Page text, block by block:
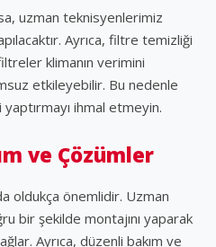
uzman teknisyenlerimiz
Ayrıca, filtre temizliği
klimanın verimini
etkileyebilir. Bu nedenle
ihmal etmeyin.
ve Çözümler
oldukça önemlidir. Uzman
bir şekilde montajını yaparak
Ayrıca, düzenli bakım ve